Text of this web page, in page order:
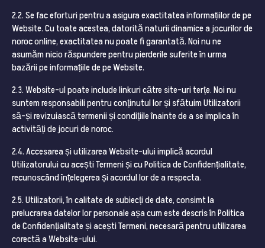
2.2. Se fac eforturi pentru a asigura exactitatea informațiilor de pe
Website. Cu toate acestea, datorită naturii dinamice a jocurilor de
noroc online, exactitatea nu poate fi garantată. Noi nu ne
asumăm nicio răspundere pentru pierderile suferite în urma
bazării pe informațiile de pe Website.
2.3. Website-ul poate include linkuri către site-uri terțe. Noi nu
suntem responsabili pentru conținutul lor și sfătuim Utilizatorii
să-și revizuiască termenii și condițiile înainte de a se implica în
activități de jocuri de noroc.
2.4. Accesarea și utilizarea Website-ului implică acordul
Utilizatorului cu acești Termeni și cu Politica de Confidențialitate,
recunoscând înțelegerea și acordul lor de a respecta.
2.5. Utilizatorii, în calitate de subiecți de date, consimt la
prelucrarea datelor lor personale așa cum este descris în Politica
de Confidențialitate și acești Termeni, necesară pentru utilizarea
corectă a Website-ului.